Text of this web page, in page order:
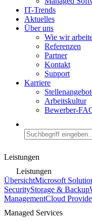
IT-Trends
Aktuelles
Über uns
Wie wir
Referenzen
Partner
Kontakt
Support
Karriere
Arbeitskultur
Bewerber-
Leistungen
Leistungen
ÜbersichtMicrosoft
SecurityStorage & Backup
ManagementCloud
Managed Services